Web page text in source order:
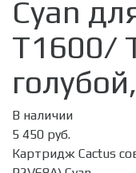
Cyan
T1600/
В наличии
5 450 руб.
Картридж Cactus